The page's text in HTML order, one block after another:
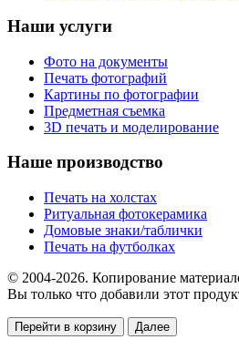
Наши услуги
Фото на документы
Печать фотографий
Картины по фотографии
Предметная съемка
3D печать и моделирование
Наше производство
Печать на холстах
Ритуальная фотокерамика
Домовые знаки/таблички
Печать на футболках
© 2004-2026. Копирование
Вы только что добавили этот
Перейти в корзину Далее